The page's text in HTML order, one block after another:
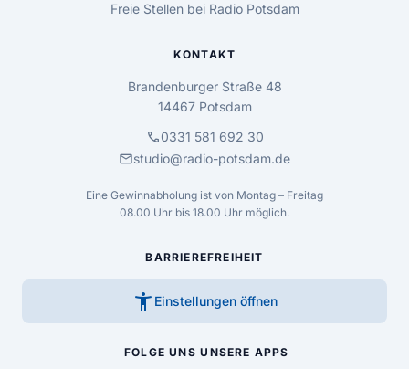
Freie Stellen bei Radio Potsdam
KONTAKT
Brandenburger Straße 48
14467 Potsdam
call0331 581 692 30
mailstudio@radio-potsdam.de
Eine Gewinnabholung ist von Montag – Freitag
08.00 Uhr bis 18.00 Uhr möglich.
BARRIEREFREIHEIT
accessibility_new Einstellungen öffnen
FOLGE UNS UNSERE APPS